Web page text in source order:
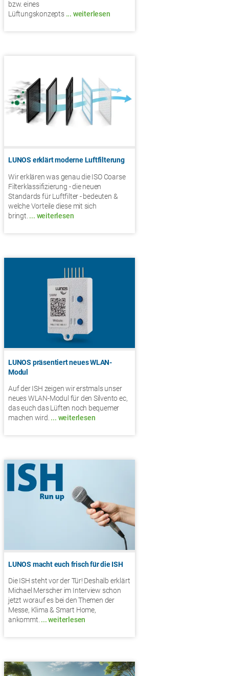
bzw. eines
Lüftungskonzepts... weiterlesen
LUNOS erklärt moderne Luftfilterung
Wir erklären was genau die ISO Coarse
Filterklassifizierung - die neuen
Standards für Luftfilter - bedeuten &
welche Vorteile diese mit sich
bringt. ... weiterlesen
LUNOS präsentiert neues WLAN-
Modul
Auf der ISH zeigen wir erstmals unser
neues WLAN-Modul für den Silvento ec,
das euch das Lüften noch bequemer
machen wird. ... weiterlesen
LUNOS macht euch frisch für die ISH
Die ISH steht vor der Tür! Deshalb erklärt
Michael Merscher im Interview schon
jetzt worauf es bei den Themen der
Messe, Klima & Smart Home,
ankommt. ... weiterlesen